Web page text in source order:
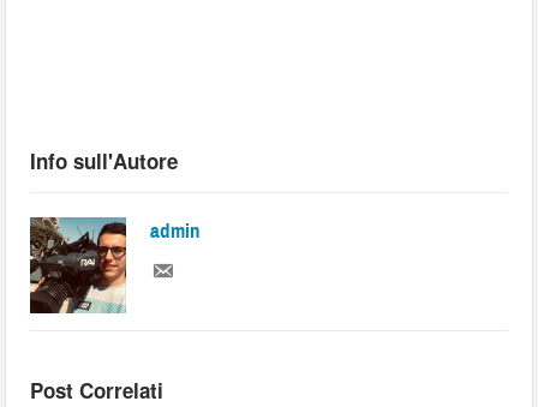
Info sull'Autore
admin
Post Correlati